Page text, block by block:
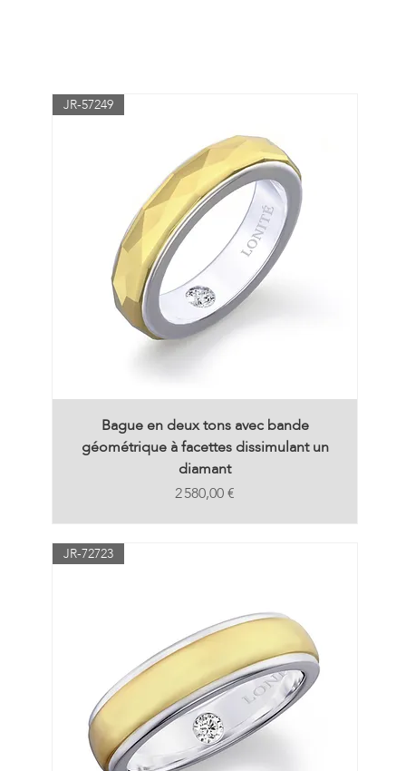
JR-57249
Bague en deux tons avec bande
géométrique à facettes dissimulant un
diamant
Prix
2 580,00 €
JR-72723